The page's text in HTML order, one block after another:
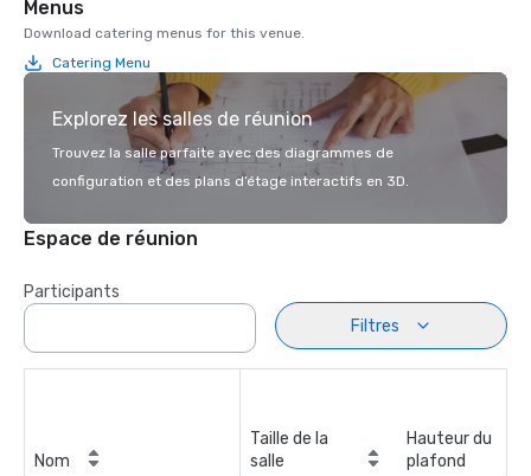
Menus
Download catering menus for this venue.
Catering Menu
Explorez les salles de réunion
Trouvez la salle parfaite avec des diagrammes de
configuration et des plans d’étage interactifs en 3D.
Espace de réunion
Participants
Filtres
Nom
Taille de la
salle
Hauteur du
plafond